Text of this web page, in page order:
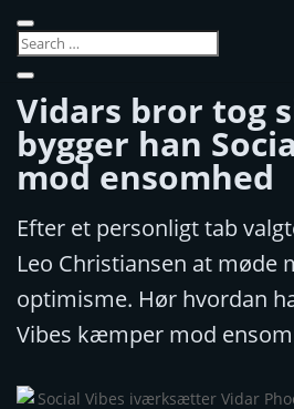
Vidars bror tog
bygger han
mod ensomhed
Efter et personligt tab
Leo Christiansen at møde
optimisme. Hør hvordan
Vibes kæmper mod